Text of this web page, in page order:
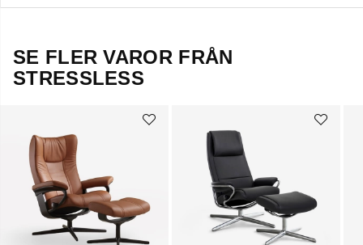
SE FLER VAROR FRÅN
STRESSLESS